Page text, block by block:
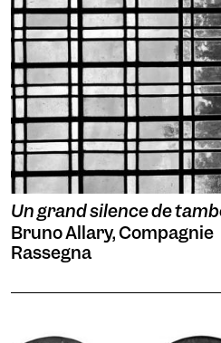
Un grand silence de
Bruno Allary, Compagnie
Rassegna